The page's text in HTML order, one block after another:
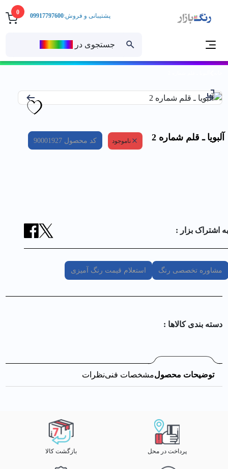
0
جستجوی در
پشتیبانی و فروش:09917797600
آلبويا ـ قلم شماره 2 ناموجود کد محصول 90001927
به اشتراک بزار :
مشاوره تخصصی رنگ استعلام قیمت رنگ آمیزی
دسته بندی کالا‌ها :
توضیحات محصولمشخصات فنینظرات
پرداخت در محل بازگشت کالا